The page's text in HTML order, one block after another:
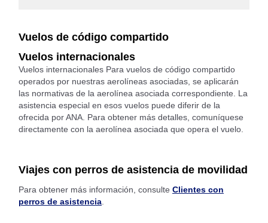
Vuelos de código compartido
Vuelos internacionales
Vuelos internacionales Para vuelos de código compartido
operados por nuestras aerolíneas asociadas, se aplicarán
las normativas de la aerolínea asociada correspondiente. La
asistencia especial en esos vuelos puede diferir de la
ofrecida por ANA. Para obtener más detalles, comuníquese
directamente con la aerolínea asociada que opera el vuelo.
Viajes con perros de asistencia de movilidad
Para obtener más información, consulte Clientes con
perros de asistencia